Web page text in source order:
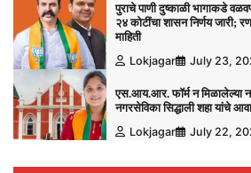
पुराचे पाणी दुष्काळी भागाकडे
२४ कोटींचा शासन निर्णय जारी;
माहिती
Lokjagar
July 23,
एस.आय.आर. फॉर्म न मिळालेल्या
नगरसेविका सिद्धाली शहा यांचे
Lokjagar
July 22,